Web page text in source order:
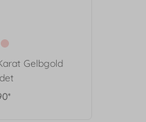
Gelbgold